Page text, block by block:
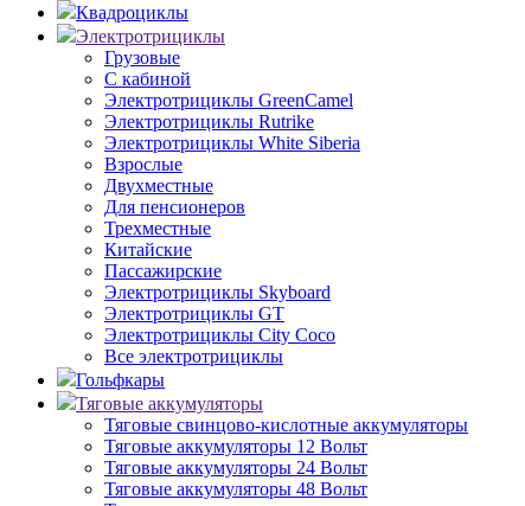
Квадроциклы
Электротрициклы
Грузовые
С кабиной
Электротрициклы GreenCamel
Электротрициклы Rutrike
Электротрициклы White Siberia
Взрослые
Двухместные
Для пенсионеров
Трехместные
Китайские
Пассажирские
Электротрициклы Skyboard
Электротрициклы GT
Электротрициклы City Coco
Все электротрициклы
Гольфкары
Тяговые аккумуляторы
Тяговые свинцово-кислотные аккумуляторы
Тяговые аккумуляторы 12 Вольт
Тяговые аккумуляторы 24 Вольт
Тяговые аккумуляторы 48 Вольт